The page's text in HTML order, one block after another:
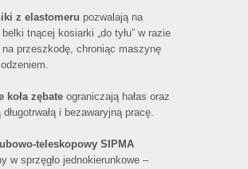
z elastomeru pozwalają na
tnącej kosiarki „do tyłu” w razie
na przeszkodę, chroniąc maszynę
koła zębate ograniczają hałas oraz
i bezawaryjną pracę.
teleskopowy SIPMA
w sprzęgło jednokierunkowe –